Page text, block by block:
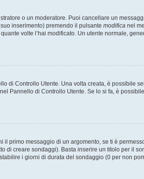
o un moderatore. Puoi cancellare un
inserimento) premendo il pulsante modifica nel
volte l’hai modificato. Un utente normale,
di Controllo Utente. Una volta creata, è possibile
Pannello di Controllo Utente. Se lo si fa, è
primo messaggio di un argomento, se ti è
di creare sondaggi). Basta inserire un titolo per il
i giorni di durata del sondaggio (0 per non